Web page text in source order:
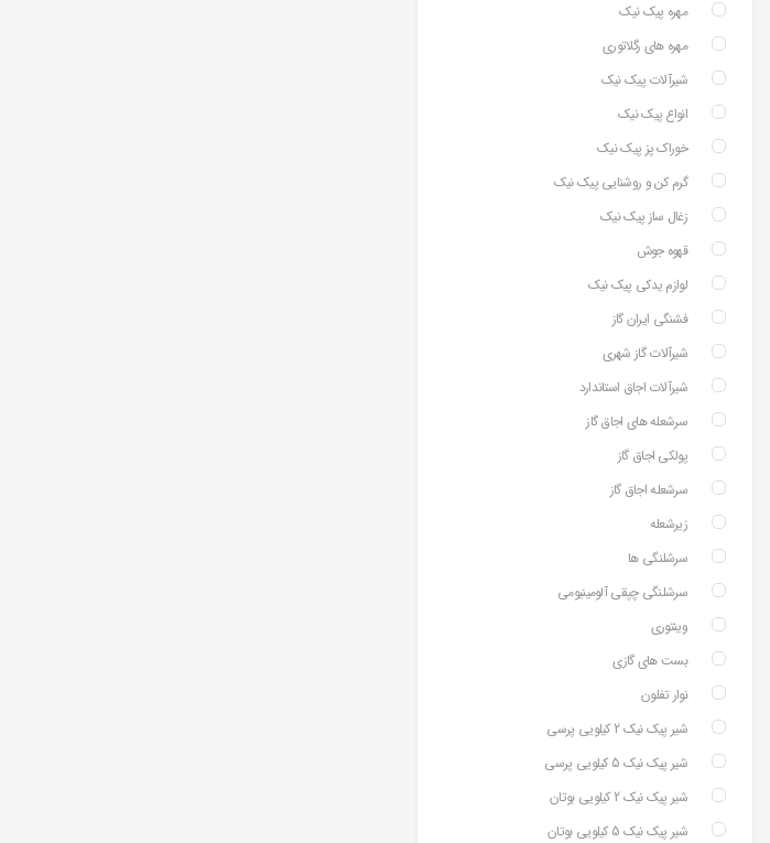
مهره پیک نیک
مهره های رگلاتوری
شیرآلات پیک نیک
انواع پیک نیک
خوراک پز پیک نیک
گرم کن و روشنایی پیک نیک
زغال ساز پیک نیک
قهوه جوش
لوازم یدکی پیک نیک
فشنگی ایران گاز
شیرآلات گاز شهری
شیرآلات اجاق استاندارد
سرشعله های اجاق گاز
پولکی اجاق گاز
سرشعله اجاق گاز
زیرشعله
سرشلنگی ها
سرشلنگی چپقی آلومینیومی
وینتوری
بست های گازی
نوار تفلون
شیر پیک نیک 2 کیلویی پرسی
شیر پیک نیک 5 کیلویی پرسی
شیر پیک نیک 2 کیلویی بوتان
شیر پیک نیک 5 کیلویی بوتان